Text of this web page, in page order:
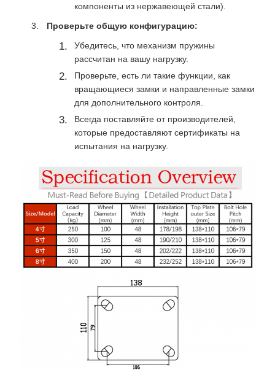
компоненты из нержавеющей стали).
Проверьте общую конфигурацию:
Убедитесь, что механизм пружины
рассчитан на вашу нагрузку.
Проверьте, есть ли такие функции, как
вращающиеся замки и направленные замки
для дополнительного контроля.
Всегда поставляйте от производителей,
которые предоставляют сертификаты на
испытания на нагрузку.